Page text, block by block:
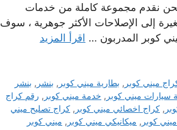
نقدم مجموعة كاملة من خدمات
إلى الإصلاحات الأكثر جوهرية ، سوف
كوبر المدربون … اقرأ المزيد
ميني كوبر , بطارية ميني كوبر , بنشر , بنشر
سيارات ميني كوبر , خدمة ميني كوبر , رقم كراج
, كراج اخصائي ميني كوبر , كراج تصليح ميني
كوبر , ميكانيكي ميني كوبر , ميني كوبر